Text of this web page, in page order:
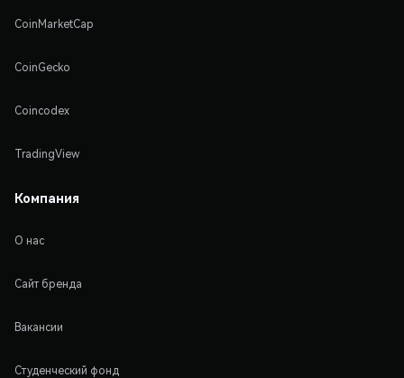
CoinMarketCap
CoinGecko
Coincodex
TradingView
Компания
О нас
Сайт бренда
Вакансии
Студенческий фонд